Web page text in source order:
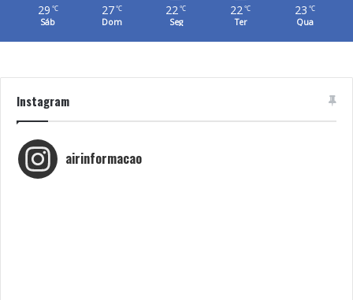
29 ℃
Sáb
27 ℃
Dom
22℃
Seg
22℃
Ter
23 ℃
Qua
Instagram
airinformacao